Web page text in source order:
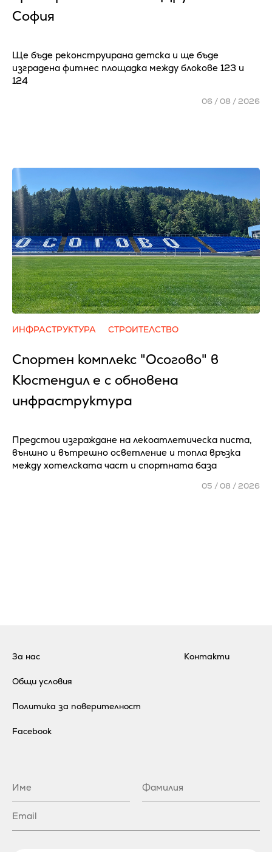
София
Ще бъде реконструирана детска и ще бъде
изградена фитнес площадка между блокове 123 и
124
06 / 08 / 2026
ИНФРАСТРУКТУРА СТРОИТЕЛСТВО
Спортен комплекс "Осогово" в
Кюстендил е с обновена
инфраструктура
Предстои изграждане на лекоатлетическа писта,
външно и вътрешно осветление и топла връзка
между хотелската част и спортната база
05 / 08 / 2026
За нас
Общи условия
Политика за поверителност
Контакти
Facebook